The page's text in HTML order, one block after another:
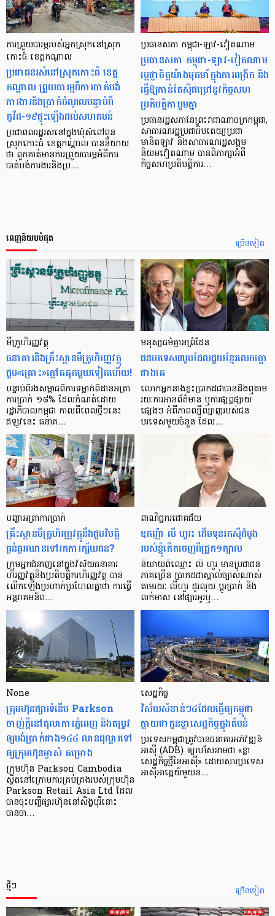
ការព្រួយបារម្ភរបស់អ្នកស្រុក​នៅ​ស្រុក​
កោះធំ ខេត្ត​កណ្ដាល
ប្រជាជន​រស់នៅ​ស្រុក​កោះធំ ខេត្ត​
កណ្តាល ព្រួយ​បារម្ភ​ពី​ការបាត់បង់​
ការងារ​និង​ប្រាក់​ចំណូល​បន្ទាប់​ពី​
កូវីដ-១៩​ផ្ទុះ​ឡើង​ដល់​សហគមន៍
ប្រជាពលរដ្ឋ​រស់នៅ​ក្នុង​ឃុំ​សំពៅពូន
ស្រុក​កោះធំ ខេត្ត​កណ្តាល បាន​និយាយ​
ថា ពួកគាត់​មាន​ការព្រួយ​បារម្ភ​អំពី​ការ​
បាត់បង់​ការងារ​និង​ប្រ…
ប្រធានសភា កម្ពុជា-ឡាវ-វៀតណាម
ប្រធានសភា កម្ពុជា-ឡាវ-វៀតណាម
ប្តេជ្ញាចិត្តយ៉ាងមុតមាំក្នុងការពង្រីក និង
ធ្វើឱ្យកាន់តែស៊ីជម្រៅនូវកិច្ចសហ
ប្រតិបត្តិការរួមគ្នា
ប្រធានរដ្ឋសភានៃព្រះរាជាណាចក្រកម្ពុជា,
សាធារណរដ្ឋប្រជាធិបតេយ្យប្រជា
មានិតឡាវ និងសាធារណរដ្ឋសង្គម
និយមវៀតណាម បានពិភាក្សាអំពី
កិច្ចសហប្រតិបត្តិការ…
ច្រើនទៀត
ពេញនិយមបំផុត
មីក្រូ​ហិរញ្ញវត្ថុ
ធនាគារ​និង​គ្រឹះស្ថាន​មីក្រូ​ហិរញ្ញវត្ថុ​
ជួប«គ្រោះ»ក្តៅ​គគុក​មួយ​ទៀត​ហើយ!
បន្ទាប់​ពី​រង​សម្ពាធ​​ពី​ការ​ទម្លាក់​ពិដាន​អត្រា​
ការ​ប្រាក់ ១៨​% ដែល​កំណត់​ដោយ​
រដ្ឋាភិបាល​កម្ពុជា កាល​ពី​ពេល​ថ្មីៗ​នេះ
ឥឡូវ​នេះ ធនាគ…
មនុស្ស​ធម៌​គ្មាន​ព្រំដែន
ជន​បរទេស​៣​រូប​ដែល​ជួយ​ខ្មែរ​លេច​ធ្លោ​
ជាង​គេ
លោកអ្នក​នាង​ខ្លះ​ប្រាកដ​ជា​បាន​​ដឹង​ឮ​តាម​
រយៈ​ការ​អាន​ព័ត៌មាន ឬ​ការ​ផ្សព្វផ្សាយ​
ផ្សេងៗ អំពី​ភាព​ល្បីល្បាញ​របស់​ជន​
បរទេស​មួយ​ចំនួន ដែល…
បញ្ហា​អត្រា​ការប្រាក់
គ្រឹះស្ថាន​មីក្រូ​ហិរញ្ញវត្ថុ​នឹង​ជួប​វិបត្តិ​
ធ្ងន់ធ្ងរ​ឈាន​ទៅ​រក​ការ​ក្ស័យធន?
ក្រុម​អ្នក​ជំនាញ​នៅ​ក្នុង​វិស័យ​ធនាគារ
ហិរញ្ញវត្ថុ​និង​ប្រតិបត្តិករ​ហិរញ្ញ​វត្ថុ បាន​​
លើក​ឡើង​ប្រហាក់​ប្រហែល​គ្នា​ថា ការ​ធ្វើ​
អន្តរាគមន៍​ព…
ពាណិជ្ជករជោគជ័យ
ឧកញ៉ា លី ហួរ៖ ដើមទុនរកស៊ីដំបូង
របស់ខ្ញុំកើតចេញពីជ្រូក១ក្បាល
និយាយ​ពី​ឈ្មោះ លី ហួរ មាន​ប្រជាជន​
ភាគ​ច្រើន ប្រាកដ​ជា​ស្គាល់​ច្បាស់​ណាស់
តាមរយៈ លីហួរ ដូរ​លុយ ប្តូរ​បា្រក់ និង​
លក់​មាស នៅ​ផ្សារ​អូរ​ឫ…
None
ក្រុមហ៊ុនផ្សារទំនើប Parkson
ចាញ់ក្ដីនៅតុលាការភ្នំពេញ និងតម្រូវ
ឲ្យបង់ប្រាក់ជាង១៤៤ លានដុល្លារទៅ
ឲ្យក្រុមហ៊ុនម្ចាស់ គម្រោង
ក្រុមហ៊ុន Parkson Cambodia
ស្ថិតនៅក្រោមការគ្រប់គ្រងរបស់ក្រុមហ៊ុន
Parkson Retail Asia Ltd ដែល
បានចុះបញ្ចីផ្សារហ៊ុននៅសិង្ហបុរីនោះ
បានចា…
សេដ្ឋកិច្ច​
វិស័យ​សំខាន់ៗ​៤​ដែល​ធ្វើ​ឲ្យ​កម្ពុជា​
ក្លាយ​ជា​កូន​ខ្លា​សេដ្ឋកិច្ច​ក្នុង​តំបន់
ប្រទេស​កម្ពុជា​ត្រូវ​បាន​ធនាគារ​អភិវឌ្ឍន៍​
អាស៊ី (ADB) ឲ្យ​រហ័ស​នាមថា «ខ្លា​
សេដ្ឋកិច្ច​ថ្មី​នៃ​អាស៊ី» ដោយសារ​ប្រទេស​
អាស៊ី​អាគ្នេយ៍​មួយ​ន…
ច្រើនទៀត
ថ្មីៗ